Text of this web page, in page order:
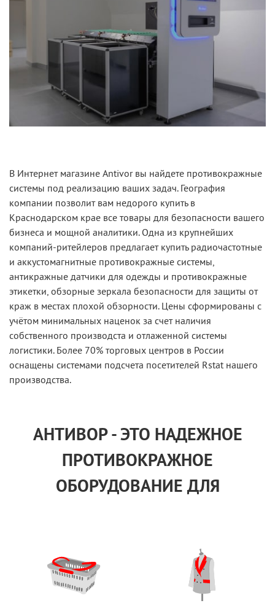
В Интернет магазине Antivor вы найдете противокражные
системы под реализацию ваших задач. География
компании позволит вам недорого купить в
Краснодарском крае все товары для безопасности вашего
бизнеса и мощной аналитики. Одна из крупнейших
компаний-ритейлеров предлагает купить радиочастотные
и аккустомагнитные противокражные системы,
антикражные датчики для одежды и противокражные
этикетки, обзорные зеркала безопасности для защиты от
краж в местах плохой обзорности. Цены сформированы с
учётом минимальных наценок за счет наличия
собственного производста и отлаженной системы
логистики. Более 70% торговых центров в России
оснащены системами подсчета посетителей Rstat нашего
производства.
АНТИВОР - ЭТО НАДЕЖНОЕ
ПРОТИВОКРАЖНОЕ
ОБОРУДОВАНИЕ ДЛЯ